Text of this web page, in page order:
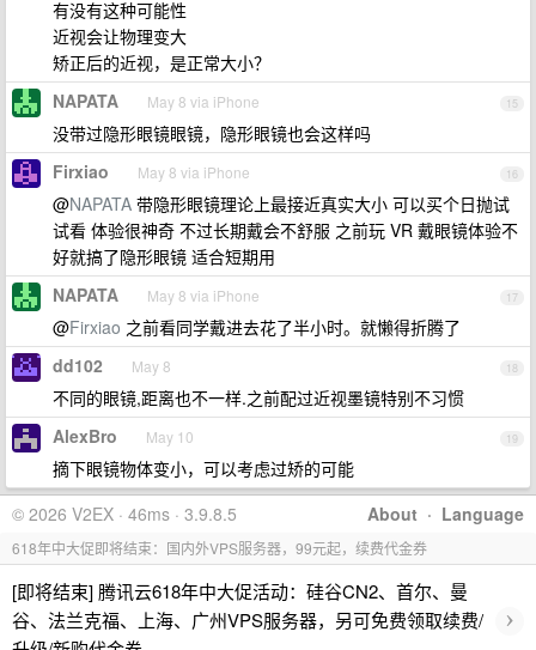
有没有这种可能性
近视会让物理变大
矫正后的近视，是正常大小？
15
NAPATA May 8 via iPhone
没带过隐形眼镜眼镜，隐形眼镜也会这样吗
16
Firxiao May 8 via iPhone
@NAPATA 带隐形眼镜理论上最接近真实大小 可以买个日抛试
试看 体验很神奇 不过长期戴会不舒服 之前玩 VR 戴眼镜体验不
好就搞了隐形眼镜 适合短期用
17
NAPATA May 8 via iPhone
@Firxiao 之前看同学戴进去花了半小时。就懒得折腾了
18
dd102 May 8
不同的眼镜,距离也不一样.之前配过近视墨镜特别不习惯
19
AlexBro May 10
摘下眼镜物体变小，可以考虑过矫的可能
About · Language
© 2026 V2EX · 46ms · 3.9.8.5
618年中大促即将结束：国内外VPS服务器，99元起，续费代金券
[即将结束] 腾讯云618年中大促活动：硅谷CN2、首尔、曼
谷、法兰克福、上海、广州VPS服务器，另可免费领取续费/
›